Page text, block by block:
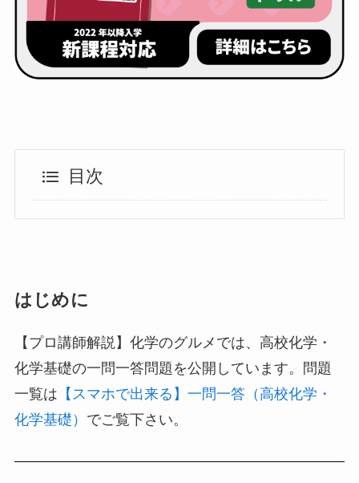
目次
はじめに
【プロ講師解説】化学のグルメでは、高校化学・
化学基礎の一問一答問題を公開しています。問題
一覧は 【スマホで出来る】一問一答（高校化学・
化学基礎） でご覧下さい。